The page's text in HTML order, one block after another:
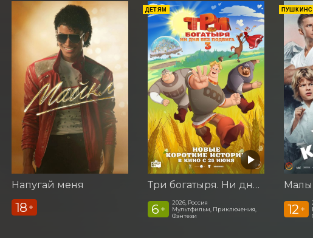
Напугай меня
18 +
ДЕТЯМ
Три богатыря. Ни дня без подвига 3
6 +
2026, Россия
Мультфильм, Приключения,
Фэнтези
12 +